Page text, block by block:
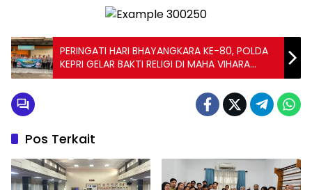
PERINGATI HARI BHAYANGKARA KE-80, POLDA
KEPRI GELAR BAKTI RELIGI DI MAHA VIHARA
DUTA MAITREYA DAN GKRI SAHABAT ALLAH
Pos Terkait